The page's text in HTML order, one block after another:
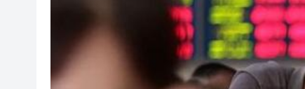
50餘位頂尖專家共話時代命題
海南澄邁文儒煥新升級 五組
梁振英率港區全國政協委員考